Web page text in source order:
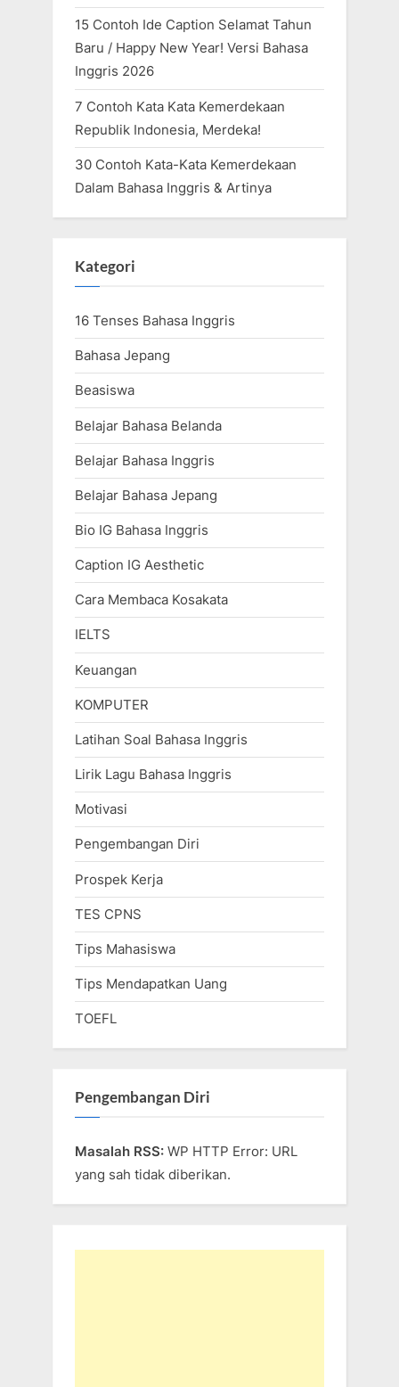
15 Contoh Ide Caption Selamat Tahun
Baru / Happy New Year! Versi Bahasa
Inggris 2026
7 Contoh Kata Kata Kemerdekaan
Republik Indonesia, Merdeka!
30 Contoh Kata-Kata Kemerdekaan
Dalam Bahasa Inggris & Artinya
Kategori
16 Tenses Bahasa Inggris
Bahasa Jepang
Beasiswa
Belajar Bahasa Belanda
Belajar Bahasa Inggris
Belajar Bahasa Jepang
Bio IG Bahasa Inggris
Caption IG Aesthetic
Cara Membaca Kosakata
IELTS
Keuangan
KOMPUTER
Latihan Soal Bahasa Inggris
Lirik Lagu Bahasa Inggris
Motivasi
Pengembangan Diri
Prospek Kerja
TES CPNS
Tips Mahasiswa
Tips Mendapatkan Uang
TOEFL
Pengembangan Diri
Masalah RSS: WP HTTP Error: URL
yang sah tidak diberikan.